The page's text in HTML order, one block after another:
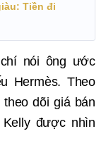
Tiền đi
chí nói ông ước
Hermès. Theo
dõi giá bán
được nhìn